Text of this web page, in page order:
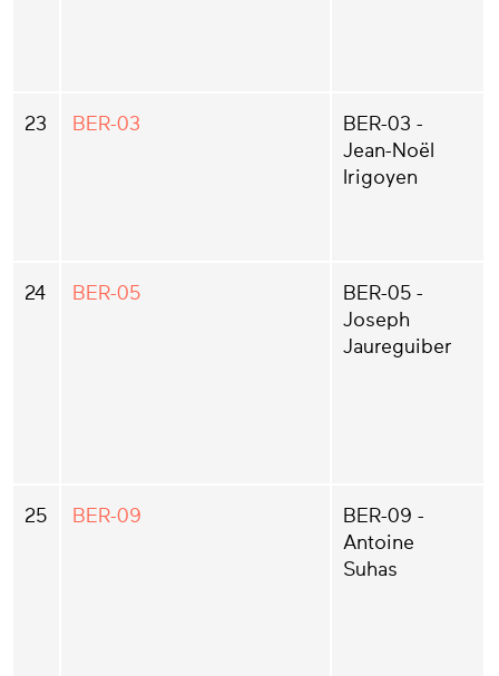
23 BER-03
BER-03 -
Jean-Noël
Irigoyen
24 BER-05
BER-05 -
Joseph
Jaureguiber
25 BER-09
BER-09 -
Antoine
Suhas